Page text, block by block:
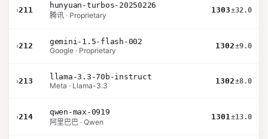
›211
hunyuan-turbos-20250226
腾讯 · Proprietary
1303±32.0
›212
gemini-1.5-flash-002
Google · Proprietary
1302±9.0
›213
llama-3.3-70b-instruct
Meta · Llama-3.3
1302±8.0
›214
qwen-max-0919
阿里巴巴 · Qwen
1301±13.0